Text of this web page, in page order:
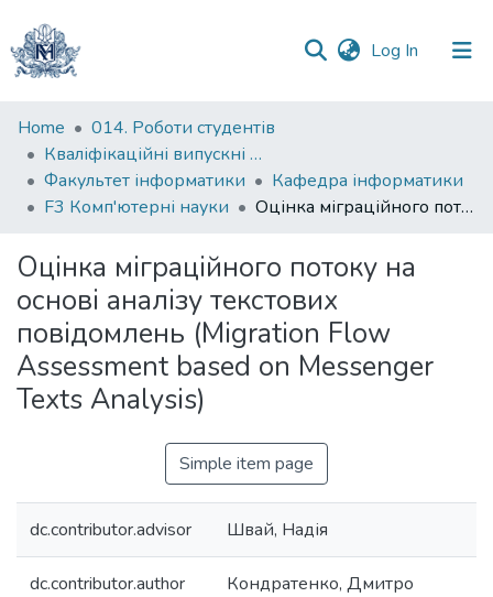
Log In (current)
Communities
&
Collections
All of DSpace
Statistics
Home
014. Роботи студентів
Кваліфікаційні випускні роботи здобувачів вищої освіти бакалаврських програм
Факультет інформатики
Кафедра інформатики
F3 Комп'ютерні науки
Оцінка міграційного потоку на основі аналізу текстових повідомлень (Migration Flow Assessment based on Messenger Texts Analysis)
Оцінка міграційного потоку на
основі аналізу текстових
повідомлень (Migration Flow
Assessment based on Messenger
Texts Analysis)
Simple item page
dc.contributor.advisor Швай, Надія
dc.contributor.author Кондратенко, Дмитро